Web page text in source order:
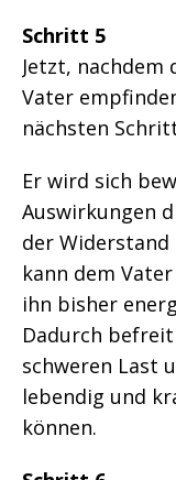
Schritt 5
Jetzt,
Vater
nächsten
Er wird sich
Auswirkungen
der
kann dem
ihn bisher
Dadurch
schweren Last
lebendig und
können.